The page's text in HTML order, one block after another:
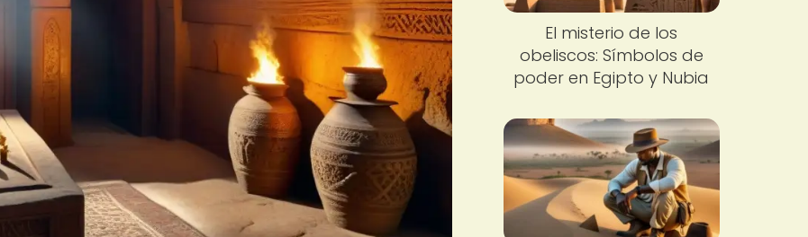
El misterio de los
obeliscos: Símbolos de
poder en Egipto y Nubia